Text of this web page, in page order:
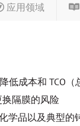
应用领域
低成本和 TCO
隔膜的风险
学品以及典型